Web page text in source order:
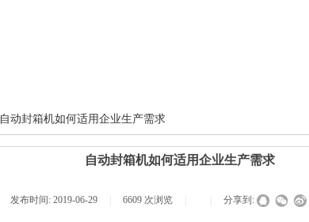
自动封箱机如何适用企业生产需求
自动封箱机如何适用企业生产需求
发布时间: 2019-06-29 6609 次浏览 分享到: